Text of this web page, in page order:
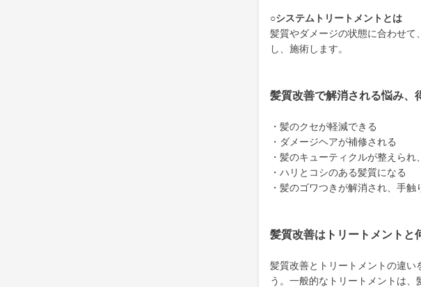
○システムトリートメントとは
髪質やダメージの状態に合わせ
し、施術します。
髪質改善で解消される悩み、
・髪のクセが軽減できる
・ダメージヘアが補修される
・髪のキューティクルが整えられ
・ハリとコシのある髪質になる
・髪のゴワつきが解消され、手触
髪質改善はトリートメントと
髪質改善とトリートメントの違い
う。一般的なトリートメントは、